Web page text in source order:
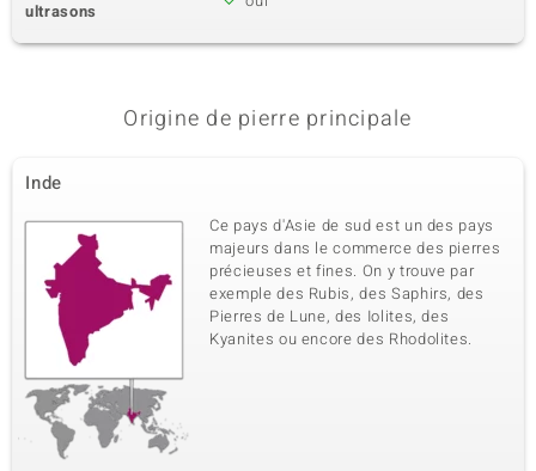
Dénomination exacte
Origine
5ème pierre
Dénomination exacte
Zircon
Quantité et taille
2 à 1,7 mm
Poids total en carat
0,072 ct
Taille de la pierre
Rond
Sertissage
Serti clos
6ème pierre
ultrasons
Origine de pierre principale
Inde
Ce pays d'Asie de sud est un des pays
majeurs dans le commerce des pierres
précieuses et fines. On y trouve par
exemple des Rubis, des Saphirs, des
Pierres de Lune, des Iolites, des
Kyanites ou encore des Rhodolites.